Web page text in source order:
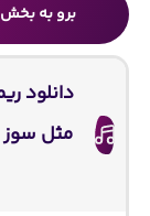
برو به بخش
دانلود
مثل سوز